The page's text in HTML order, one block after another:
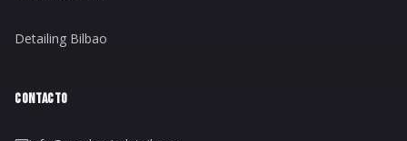
Detailing Bilbao
CONTACTO